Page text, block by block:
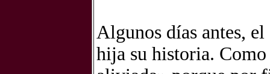
Algunos días antes,
hija su historia.